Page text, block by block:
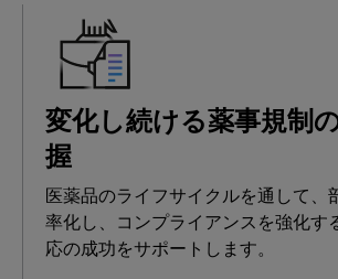
変化し続ける薬事規制
握
医薬品のライフサイクルを通して、
率化し、コンプライアンスを強化す
応の成功をサポートします。